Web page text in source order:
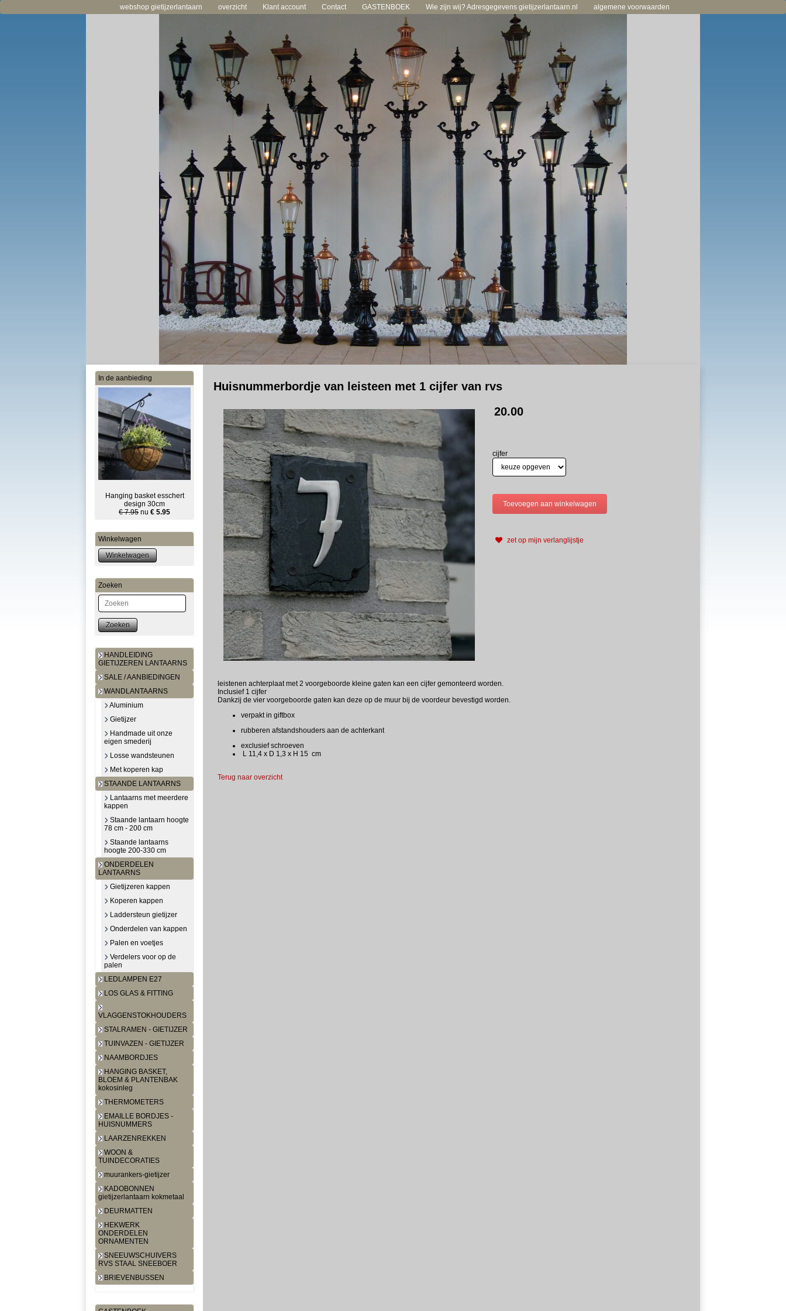
webshop gietijzerlantaarn overzicht Klant account Contact GASTENBOEK Wie zijn wij? Adresgegevens gietijzerlantaarn.nl algemene voorwaarden
In de aanbieding
Hanging basket esschert
design 30cm
€ 7.95 nu € 5.95
Winkelwagen
Zoeken
Zoeken
HANDLEIDING
GIETIJZEREN LANTAARNS
SALE / AANBIEDINGEN
WANDLANTAARNS
Aluminium
Gietijzer
Handmade uit onze
eigen smederij
Losse wandsteunen
Met koperen kap
STAANDE LANTAARNS
Lantaarns met meerdere
kappen
Staande lantaarn hoogte
78 cm - 200 cm
Staande lantaarns
hoogte 200-330 cm
ONDERDELEN
LANTAARNS
Gietijzeren kappen
Koperen kappen
Laddersteun gietijzer
Onderdelen van kappen
Palen en voetjes
Verdelers voor op de
palen
LEDLAMPEN E27
LOS GLAS & FITTING
VLAGGENSTOKHOUDERS
STALRAMEN - GIETIJZER
TUINVAZEN - GIETIJZER
NAAMBORDJES
HANGING BASKET,
BLOEM & PLANTENBAK
kokosinleg
THERMOMETERS
EMAILLE BORDJES -
HUISNUMMERS
LAARZENREKKEN
WOON &
TUINDECORATIES
muurankers-gietijzer
KADOBONNEN
gietijzerlantaarn kokmetaal
DEURMATTEN
HEKWERK
ONDERDELEN
ORNAMENTEN
SNEEUWSCHUIVERS
RVS STAAL SNEEBOER
BRIEVENBUSSEN
Huisnummerbordje van leisteen met 1 cijfer van rvs
20.00
cijfer
zet op mijn verlanglijstje
leistenen achterplaat met 2 voorgeboorde kleine gaten kan een cijfer gemonteerd worden.
Inclusief 1 cijfer
Dankzij de vier voorgeboorde gaten kan deze op de muur bij de voordeur bevestigd worden.
verpakt in giftbox
rubberen afstandshouders aan de achterkant
exclusief schroeven
L 11,4 x D 1,3 x H 15 cm
Terug naar overzicht